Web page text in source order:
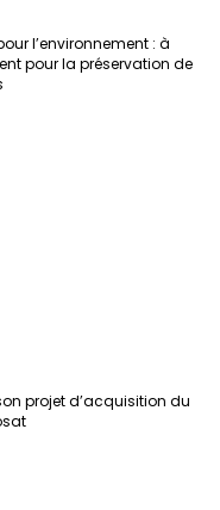
l’environnement : à
pour la préservation de
projet d’acquisition du